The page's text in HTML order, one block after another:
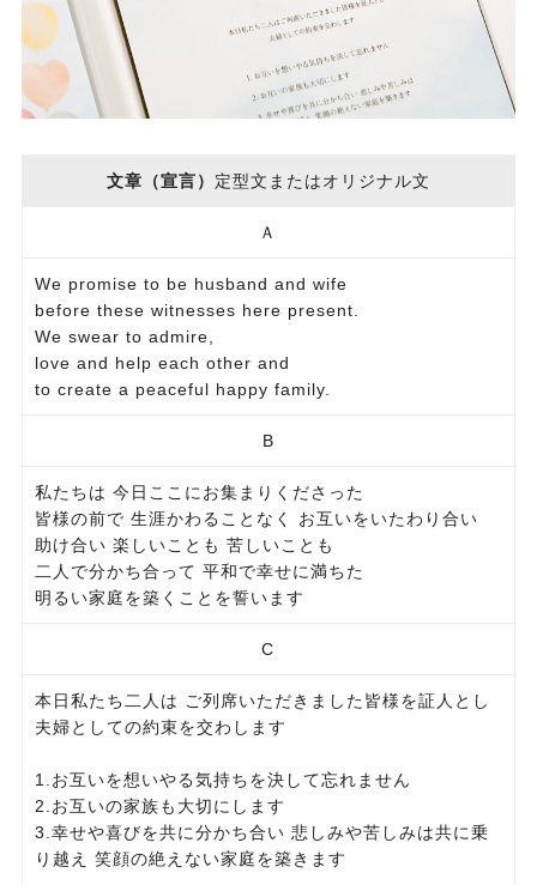
文章（宣言） 定型文またはオリジナル文
Ａ
We promise to be husband and wife
before these witnesses here present.
We swear to admire,
love and help each other and
to create a peaceful happy family.
B
私たちは 今日ここにお集まりくださった
皆様の前で 生涯かわることなく お互いをいたわり合い
助け合い 楽しいことも 苦しいことも
二人で分かち合って 平和で幸せに満ちた
明るい家庭を築くことを誓います
C
本日私たち二人は ご列席いただきました皆様を証人とし
夫婦としての約束を交わします
1.お互いを想いやる気持ちを決して忘れません
2.お互いの家族も大切にします
3.幸せや喜びを共に分かち合い 悲しみや苦しみは共に乗
り越え 笑顔の絶えない家庭を築きます